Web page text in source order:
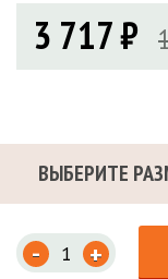
3 717 ₽
ВЫБЕРИТЕ
- +